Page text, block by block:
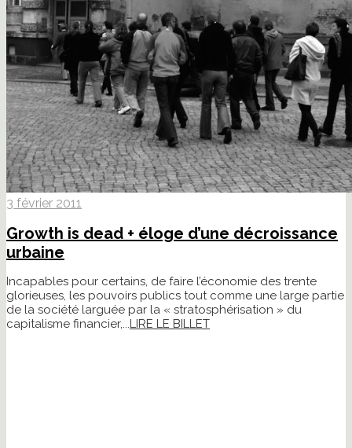
3 février 2011
Growth is dead + éloge d’une décroissance
urbaine
Incapables pour certains, de faire l’économie des trente
glorieuses, les pouvoirs publics tout comme une large partie
de la société larguée par la « stratosphérisation » du
capitalisme financier,...LIRE LE BILLET